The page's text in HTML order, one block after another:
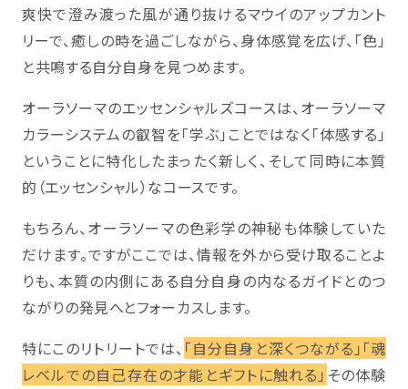
爽快で澄み渡った風が通り抜けるマウイのアップカント
リーで、癒しの時を過ごしながら、身体感覚を広げ、「色」
と共鳴する自分自身を見つめます。
オーラソーマのエッセンシャルズコースは、オーラソーマ
カラーシステムの叡智を「学ぶ」ことではなく「体感する」
ということに特化したまったく新しく、そして同時に本質
的（エッセンシャル）なコースです。
もちろん、オーラソーマの色彩学の神秘も体験していた
だけます。ですがここでは、情報を外から受け取ることよ
りも、本質の内側にある自分自身の内なるガイドとのつ
ながりの発見へとフォーカスします。
特にこのリトリートでは、 「自分自身と深くつながる」「魂
レベルでの自己存在の才能とギフトに触れる」 その体験